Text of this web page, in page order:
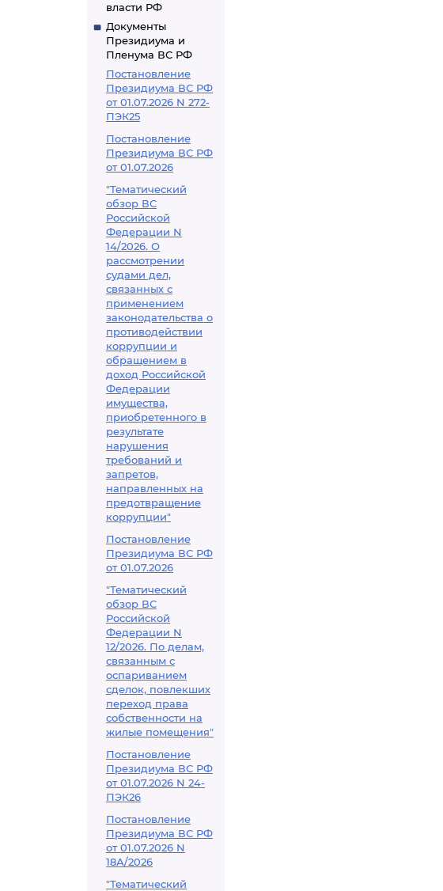
власти РФ
Документы
Президиума и
Пленума ВС РФ
Постановление
Президиума ВС РФ
от 01.07.2026 N 272-
ПЭК25
Постановление
Президиума ВС РФ
от 01.07.2026
"Тематический
обзор ВС
Российской
Федерации N
14/2026. О
рассмотрении
судами дел,
связанных с
применением
законодательства о
противодействии
коррупции и
обращением в
доход Российской
Федерации
имущества,
приобретенного в
результате
нарушения
требований и
запретов,
направленных на
предотвращение
коррупции"
Постановление
Президиума ВС РФ
от 01.07.2026
"Тематический
обзор ВС
Российской
Федерации N
12/2026. По делам,
связанным с
оспариванием
сделок, повлекших
переход права
собственности на
жилые помещения"
Постановление
Президиума ВС РФ
от 01.07.2026 N 24-
ПЭК26
Постановление
Президиума ВС РФ
от 01.07.2026 N
18А/2026
"Тематический